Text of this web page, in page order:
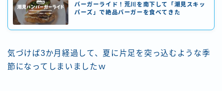
バーガーライド！荒川を南下して「潮見スキッ
パーズ」で絶品バーガーを食べてきた
気づけば3か月経過して、夏に片足を突っ込むような季
節になってしまいましたｗ